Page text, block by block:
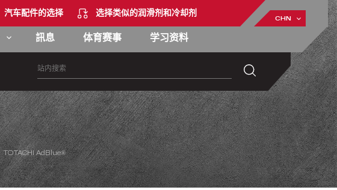
汽车配件的选择 选择类似的润滑剂和冷却剂 CHN
訊息 体育赛事 学习资料
TOTACHI AdBlue®